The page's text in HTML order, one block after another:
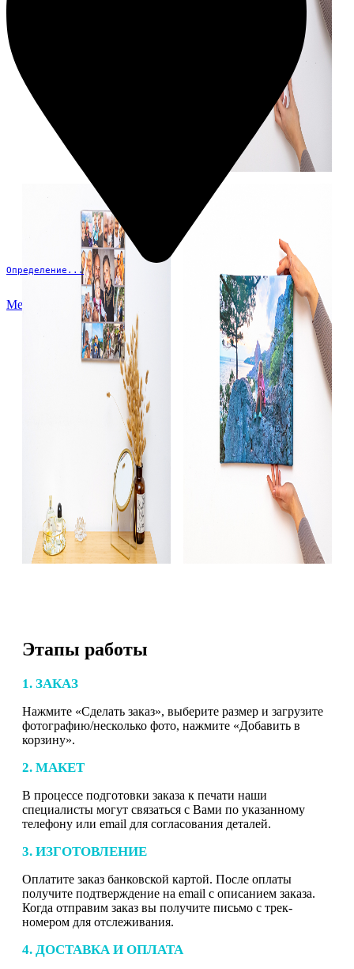
Определение...
Меню
Этапы работы
1. ЗАКАЗ
Нажмите «Сделать заказ», выберите размер и загрузите
фотографию/несколько фото, нажмите «Добавить в
корзину».
2. МАКЕТ
В процессе подготовки заказа к печати наши
специалисты могут связаться с Вами по указанному
телефону или email для согласования деталей.
3. ИЗГОТОВЛЕНИЕ
Оплатите заказ банковской картой. После оплаты
получите подтверждение на email с описанием заказа.
Когда отправим заказ вы получите письмо с трек-
номером для отслеживания.
4. ДОСТАВКА И ОПЛАТА